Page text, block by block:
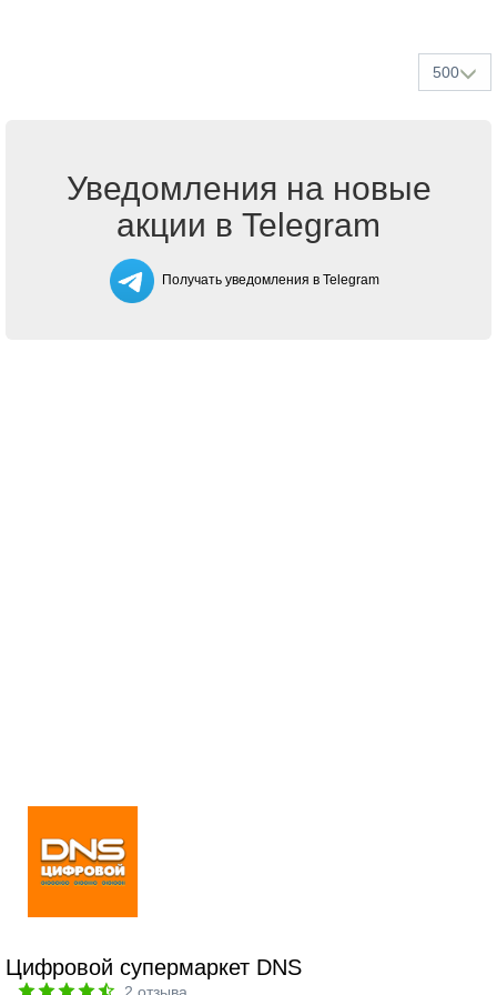
500
Уведомления на новые
акции в Telegram
Получать уведомления в Telegram
Цифровой супермаркет DNS